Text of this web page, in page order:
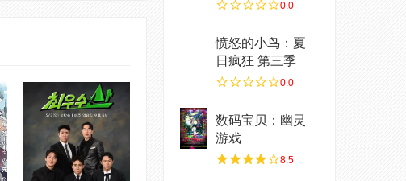
0.0
愤怒的小鸟：夏
日疯狂 第三季
0.0
数码宝贝：幽灵
游戏
8.5